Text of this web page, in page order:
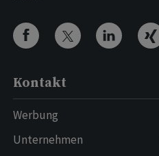
Kontakt
Werbung
Unternehmen